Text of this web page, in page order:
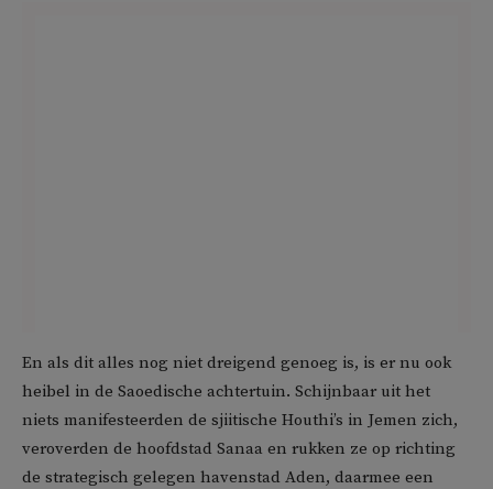
En als dit alles nog niet dreigend genoeg is, is er nu ook
heibel in de Saoedische achtertuin. Schijnbaar uit het
niets manifesteerden de sjiitische Houthi’s in Jemen zich,
veroverden de hoofdstad Sanaa en rukken ze op richting
de strategisch gelegen havenstad Aden, daarmee een